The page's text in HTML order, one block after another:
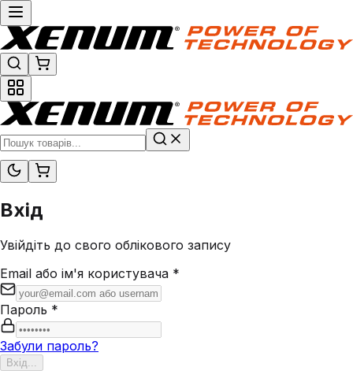
Вхід
Увійдіть до свого облікового запису
Email або ім'я користувача *
Пароль *
Забули пароль?
Вхід...